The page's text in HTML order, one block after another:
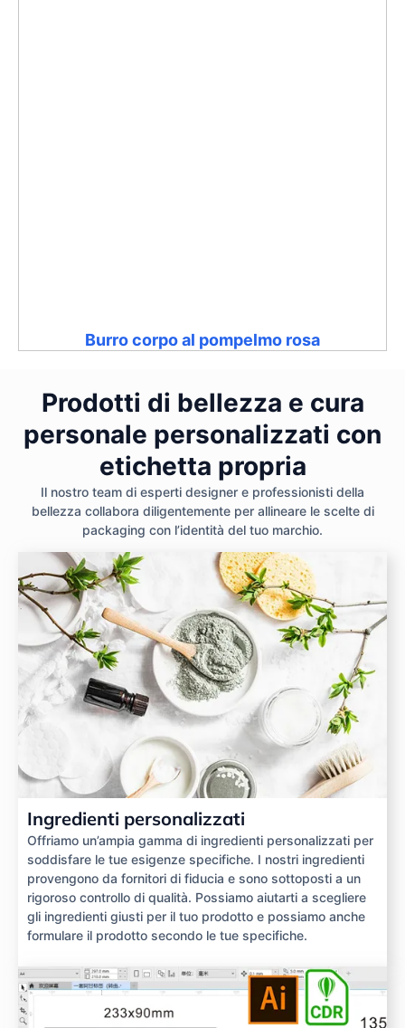
Burro corpo al pompelmo rosa
Prodotti di bellezza e cura
personale personalizzati con
etichetta propria
Il nostro team di esperti designer e professionisti della
bellezza collabora diligentemente per allineare le scelte di
packaging con l’identità del tuo marchio.
Ingredienti personalizzati
Offriamo un’ampia gamma di ingredienti personalizzati per
soddisfare le tue esigenze specifiche. I nostri ingredienti
provengono da fornitori di fiducia e sono sottoposti a un
rigoroso controllo di qualità. Possiamo aiutarti a scegliere
gli ingredienti giusti per il tuo prodotto e possiamo anche
formulare il prodotto secondo le tue specifiche.